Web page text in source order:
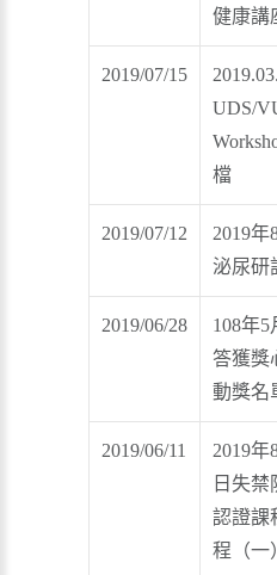
健康講
2019/07/15
UDS/
檔
2019/07/12
2019年
泌尿研
2019/06/28
108年
答獲獎
動獎名
2019/06/11
2019年
日失禁
認證課
程（一